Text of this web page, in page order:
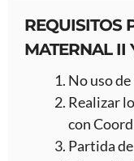
REQUISITOS
MATERNAL II
No uso
Realizar
con
Partida